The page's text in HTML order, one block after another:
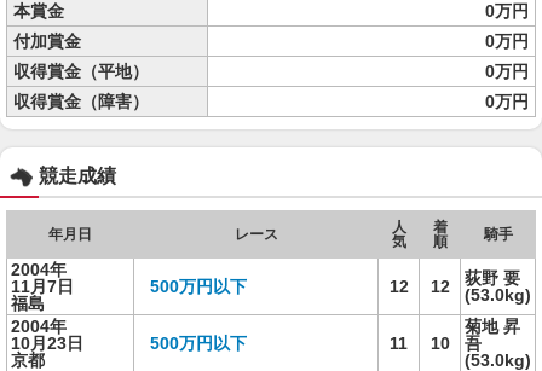
本賞金
0万円
付加賞金
0万円
収得賞金（平地）
0万円
収得賞金（障害）
0万円
競走成績
年月日 レース
人
気
着
順
騎手
2004年
11月7日
福島
500万円以下 12 12
荻野 要
(53.0kg)
2004年
10月23日
京都
500万円以下 11 10
菊地 昇
吾
(53.0kg)